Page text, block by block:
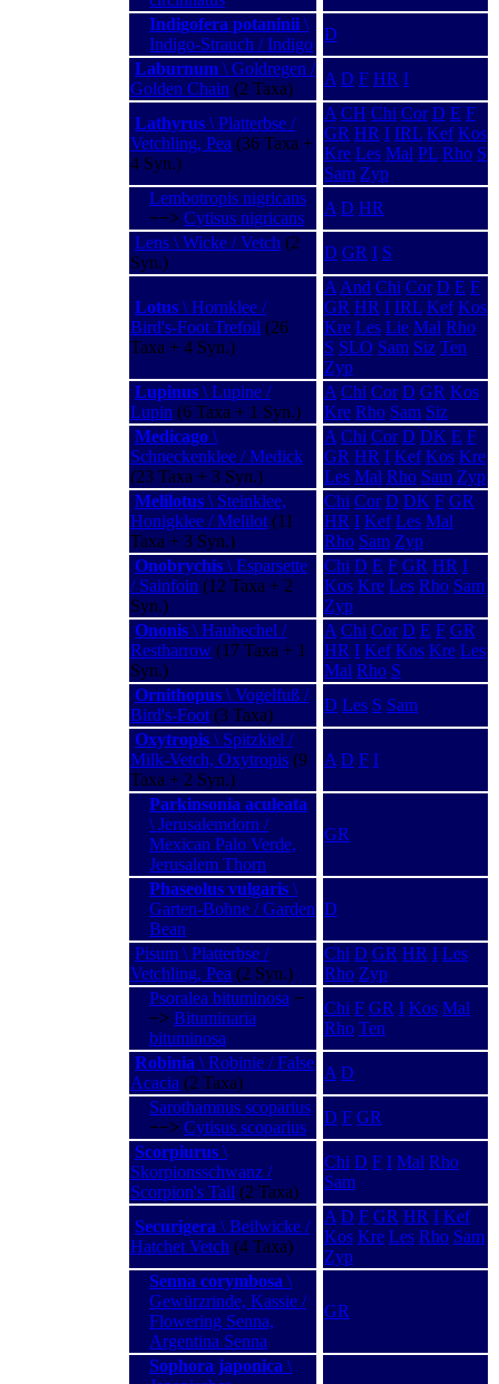
Indigofera potaninii \
Indigo-Strauch / Indigo
D
Laburnum \ Goldregen /
Golden Chain (2 Taxa)
A D F HR I
Lathyrus \ Platterbse /
Vetchling, Pea (36 Taxa +
4 Syn.)
A CH Chi Cor D E F
GR HR I IRL Kef Kos
Kre Les Mal PL Rho S
Sam Zyp
Lembotropis nigricans
−−> Cytisus nigricans
A D HR
Lens \ Wicke / Vetch (2
Syn.)
D GR I S
Lotus \ Hornklee /
Bird's-Foot Trefoil (26
Taxa + 4 Syn.)
A And Chi Cor D E F
GR HR I IRL Kef Kos
Kre Les Lie Mal Rho
S SLO Sam Siz Ten
Zyp
Lupinus \ Lupine /
Lupin (6 Taxa + 1 Syn.)
A Chi Cor D GR Kos
Kre Rho Sam Siz
Medicago \
Schneckenklee / Medick
(23 Taxa + 3 Syn.)
A Chi Cor D DK E F
GR HR I Kef Kos Kre
Les Mal Rho Sam Zyp
Melilotus \ Steinklee,
Honigklee / Melilot (11
Taxa + 3 Syn.)
Chi Cor D DK F GR
HR I Kef Les Mal
Rho Sam Zyp
Onobrychis \ Esparsette
/ Sainfoin (12 Taxa + 2
Syn.)
Chi D E F GR HR I
Kos Kre Les Rho Sam
Zyp
Ononis \ Hauhechel /
Restharrow (17 Taxa + 1
Syn.)
A Chi Cor D E F GR
HR I Kef Kos Kre Les
Mal Rho S
Ornithopus \ Vogelfuß /
Bird's-Foot (3 Taxa)
D Les S Sam
Oxytropis \ Spitzkiel /
Milk-Vetch, Oxytropis (9
Taxa + 2 Syn.)
A D F I
Parkinsonia aculeata
\ Jerusalemdorn /
Mexican Palo Verde,
Jerusalem Thorn
GR
Phaseolus vulgaris \
Garten-Bohne / Garden
Bean
D
Pisum \ Platterbse /
Vetchling, Pea (2 Syn.)
Chi D GR HR I Les
Rho Zyp
Psoralea bituminosa −
−> Bituminaria
bituminosa
Chi F GR I Kos Mal
Rho Ten
Robinia \ Robinie / False
Acacia (2 Taxa)
A D
Sarothamnus scoparius
−−> Cytisus scoparius
D F GR
Scorpiurus \
Skorpionsschwanz /
Scorpion's Tail (2 Taxa)
Chi D F I Mal Rho
Sam
Securigera \ Beilwicke /
Hatchet Vetch (4 Taxa)
A D F GR HR I Kef
Kos Kre Les Rho Sam
Zyp
Senna corymbosa \
Gewürzrinde, Kassie /
Flowering Senna,
Argentina Senna
GR
Sophora japonica \